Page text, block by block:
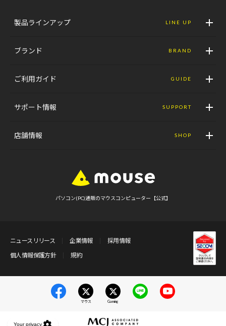
製品ラインアップ LINE UP
ブランド BRAND
ご利用ガイド GUIDE
サポート情報 SUPPORT
店舗情報 SHOP
パソコン(PC)通販のマウスコンピューター【公式】
ニュースリリース 企業情報
採用情報
個人情報保護方針
規約
マウス Gaming